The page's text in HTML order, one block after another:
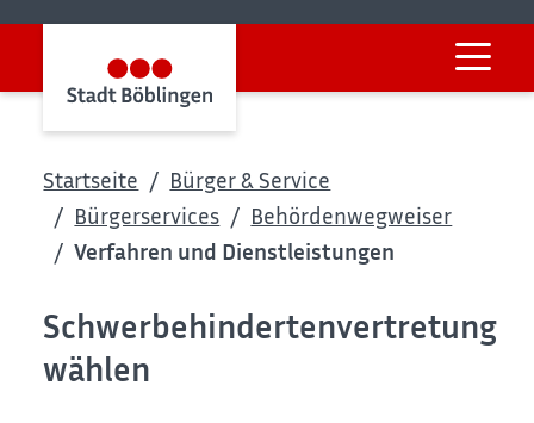
Startseite
Bürger & Service
Bürgerservices
Behördenwegweiser
Verfahren und Dienstleistungen
Schwerbehindertenvertretung
wählen